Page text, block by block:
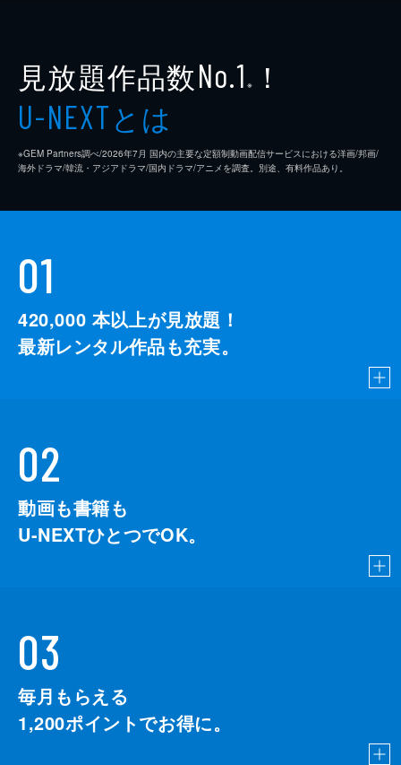
見放題作品数No.1 ※ ！
U-NEXTとは
※GEM Partners調べ/2026年7⽉ 国内の主要な定額制動画配信サービスにおける洋画/邦画/
海外ドラマ/韓流・アジアドラマ/国内ドラマ/アニメを調査。別途、有料作品あり。
01
420,000 本以上が見放題！
最新レンタル作品も充実。
02
動画も書籍も
U-NEXTひとつでOK。
03
毎月もらえる
1,200ポイントでお得に。